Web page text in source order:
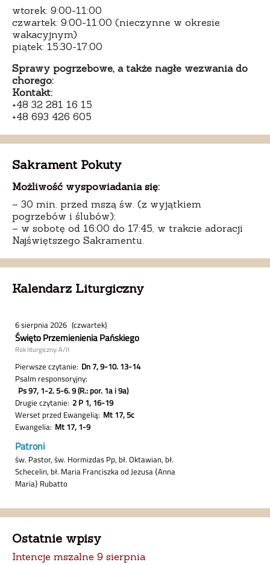
wtorek: 9:00-11:00
czwartek: 9:00-11:00 (nieczynne w okresie
wakacyjnym)
piątek: 15:30-17:00
Sprawy pogrzebowe, a także nagłe wezwania do
chorego:
Kontakt:
+48 32 281 16 15
+48 693 426 605
Sakrament Pokuty
Możliwość wyspowiadania się:
– 30 min. przed mszą św. (z wyjątkiem
pogrzebów i ślubów);
– w sobotę od 16:00 do 17:45, w trakcie adoracji
Najświętszego Sakramentu.
Kalendarz Liturgiczny
Ostatnie wpisy
Intencje mszalne 9 sierpnia